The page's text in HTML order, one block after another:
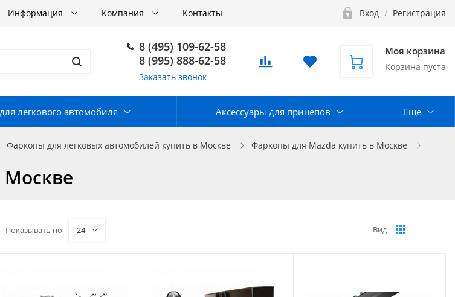
Информация Компания Контакты Вход / Регистрация
8 (495) 109-62-58
8 (995) 888-62-58
Заказать звонок
Моя корзина
Корзина пуста
легкового автомобиля Аксессуары для прицепов Еще
Фаркопы для легковых автомобилей купить в Москве
Фаркопы для Mazda купить в Москве
Москве
Показывать по 24 Вид